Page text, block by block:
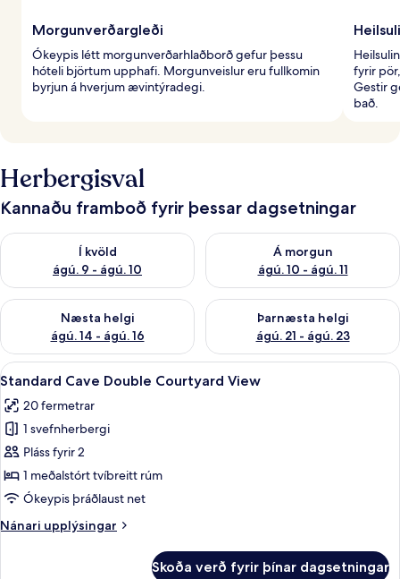
Morgunverðargleði
Ókeypis létt morgunverðarhlaðborð gefur þessu
hóteli björtum upphafi. Morgunveislur eru fullkomin
byrjun á hverjum ævintýradegi.
fyrir
Gestir
bað.
Herbergisval
Kannaðu framboð fyrir þessar dagsetningar
Í kvöld
ágú. 9 - ágú. 10
Athuga framboð í kvöld ágú. 9 - ágú. 10
Á morgun
ágú. 10 - ágú. 11
Athuga framboð á morgun
Næsta helgi
ágú. 14 - ágú. 16
Athuga framboð næstu helgi ágú. 14 - ágú. 16
Þarnæsta helgi
ágú. 21 - ágú. 23
Athuga framboð þarnæstu
Skoða
allar
myndir
fyrir
Standard
Cave
Double
View
Standard Cave Double Courtyard
8
Standard Cave Double Courtyard View
20 fermetrar
1 svefnherbergi
Pláss fyrir 2
1 meðalstórt tvíbreitt rúm
Ókeypis þráðlaust net
Nánari upplýsingar
Nánari
Skoða verð fyrir þínar dagsetningar